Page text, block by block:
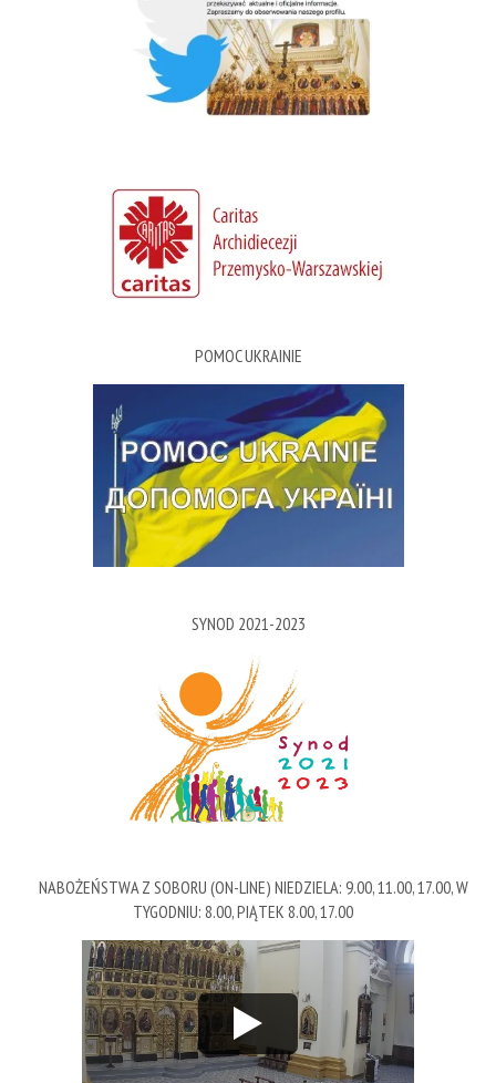
POMOC UKRAINIE
SYNOD 2021-2023
NABOŻEŃSTWA Z SOBORU (ON-LINE) NIEDZIELA: 9.00, 11.00, 17.00, W
TYGODNIU: 8.00, PIĄTEK 8.00, 17.00